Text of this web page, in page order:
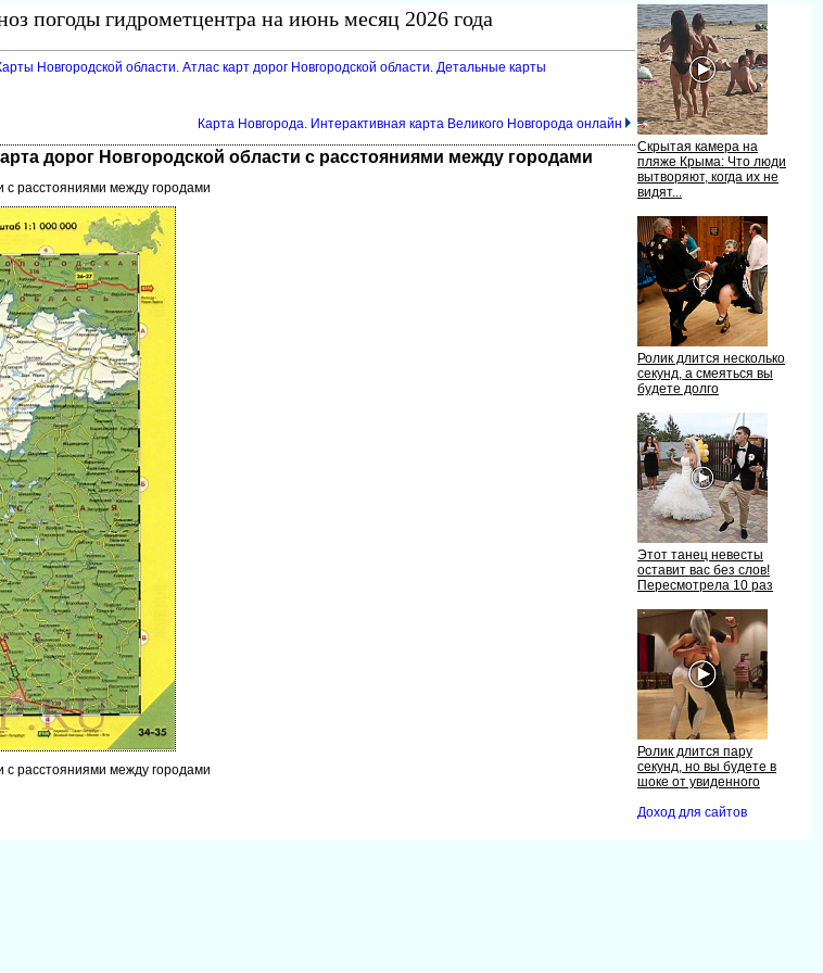
Скрытая камера на
пляже Крыма: Что люди
ытворяют, когда их не
идят...
Ролик длится несколько
секунд, а смеяться вы
удете долго
Этот танец невесты
оставит вас без слов!
Пересмотрела 10 раз
Ролик длится пару
секунд, но вы будете
шоке от увиденного
Доход для сайто
погоды гидрометцентра на июнь месяц 2026 года
Новгородской области. Атлас карт дорог Новгородской области. Детальные карты
Карта Новгорода. Интерактивная карта Великого Новгорода онлайн
дорог Новгородской области с расстояниями между городами
с расстояниями между городами
с расстояниями между городами